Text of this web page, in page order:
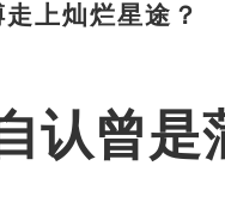
上灿烂星途？
认曾是